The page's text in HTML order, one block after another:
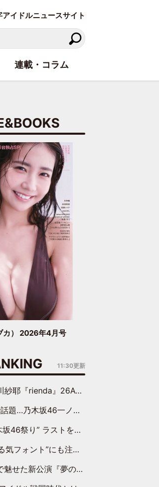
イドルニュースサイト
カ） 2026年4月号
11:30更新
』26AW LOOKモデルに就任
、地元福岡『めんべい25周年トップサポーター』に就任
遥香…5年ぶりの登場に「5年分大人になった私を見ていただけたら」
乃木坂46が挑んだ書道パフォーマンスの舞台裏
のポップスター』 初日から全身全霊のステージ
連載・コラム